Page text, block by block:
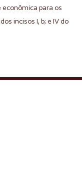
econômica para os
incisos I, b; e IV do